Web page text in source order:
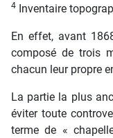
4 Inventaire
En effet, avant
composé de trois
chacun leur propre
La partie la plus
éviter toute
terme de «